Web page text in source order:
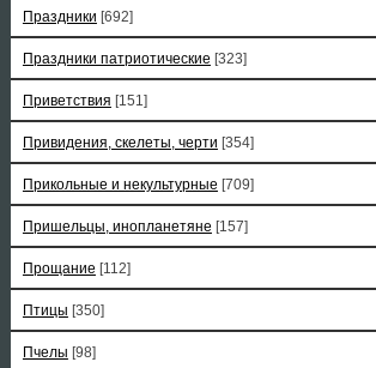
Праздники [692]
Праздники патриотические [323]
Приветствия [151]
Привидения, скелеты, черти [354]
Прикольные и некультурные [709]
Пришельцы, инопланетяне [157]
Прощание [112]
Птицы [350]
Пчелы [98]